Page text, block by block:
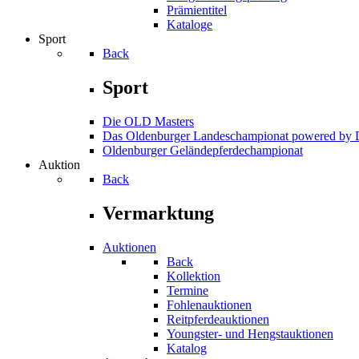
Prämientitel
Kataloge
Sport
Back
Sport
Die OLD Masters
Das Oldenburger Landeschampionat powered by
Oldenburger Geländepferde­championat
Auktion
Back
Vermarktung
Auktionen
Back
Kollektion
Termine
Fohlenauktionen
Reitpferdeauktionen
Youngster- und Hengstauktionen
Katalog